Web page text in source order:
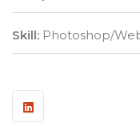
Skill: Photoshop/